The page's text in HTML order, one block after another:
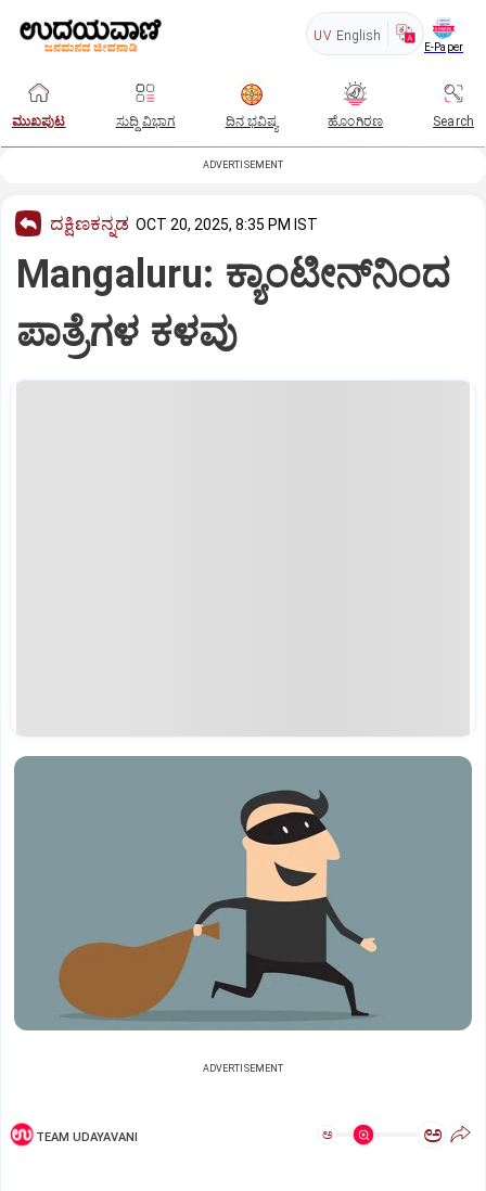
UV English
E-Paper
ಮುಖಪುಟ ಸುದ್ದಿ ವಿಭಾಗ ದಿನ ಭವಿಷ್ಯ ಹೊಂಗಿರಣ Search
ADVERTISEMENT
ದಕ್ಷಿಣಕನ್ನಡ OCT 20, 2025, 8:35 PM IST
Mangaluru: ಕ್ಯಾಂಟೀನ್‌ನಿಂದ
ಪಾತ್ರೆಗಳ ಕಳವು
ADVERTISEMENT
TEAM UDAYAVANI ಅ ಅ